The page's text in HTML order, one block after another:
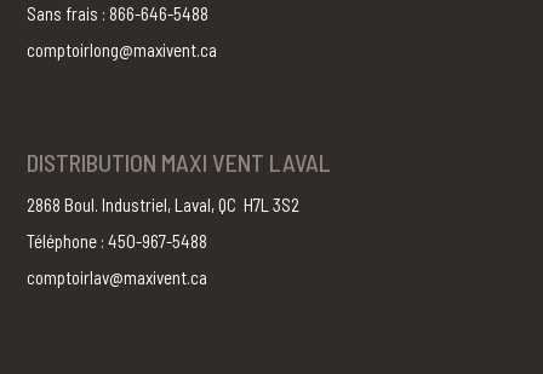
Sans frais : 866-646-5488
comptoirlong@maxivent.ca
DISTRIBUTION MAXI VENT LAVAL
2868 Boul. Industriel, Laval, QC H7L 3S2
Téléphone : 450-967-5488
comptoirlav@maxivent.ca